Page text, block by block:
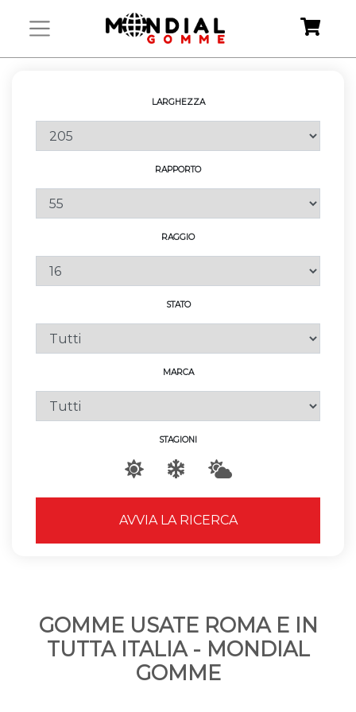
LARGHEZZA
RAPPORTO
RAGGIO
STATO
MARCA
STAGIONI
AVVIA LA RICERCA
GOMME USATE ROMA E IN
TUTTA ITALIA - MONDIAL
GOMME